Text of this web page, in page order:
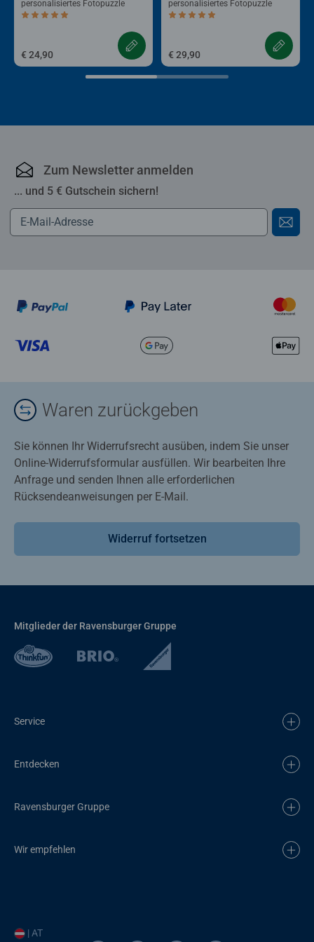
personalisiertes Fotopuzzle
Durchschnittliche Bewertung 5,0 von 5 Sternen.
€ 24,90
personalisiertes Fotopuzzle
Durchschnittliche Bewertung 4,9 von 5
€ 29,90
Zum Newsletter anmelden
... und 5 € Gutschein sichern!
Waren zurückgeben
Sie können Ihr Widerrufsrecht ausüben, indem Sie unser
Online-Widerrufsformular ausfüllen. Wir bearbeiten Ihre
Anfrage und senden Ihnen alle erforderlichen
Rücksendeanweisungen per E-Mail.
Widerruf fortsetzen
Mitglieder der Ravensburger Gruppe
Service
Entdecken
Ravensburger Gruppe
Wir empfehlen
| AT